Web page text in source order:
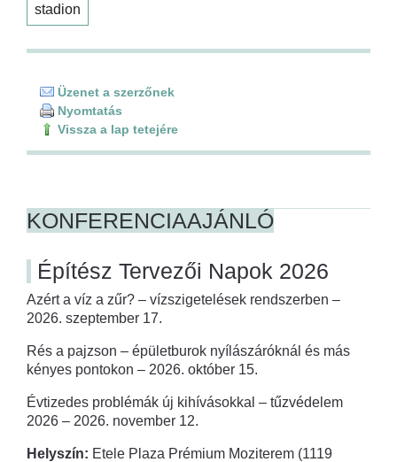
stadion
Üzenet a szerzőnek
Nyomtatás
Vissza a lap tetejére
KONFERENCIAAJÁNLÓ
Építész Tervezői Napok 2026
Azért a víz a zűr? – vízszigetelések rendszerben –
2026. szeptember 17.
Rés a pajzson – épületburok nyílászáróknál és más
kényes pontokon – 2026. október 15.
Évtizedes problémák új kihívásokkal – tűzvédelem
2026 – 2026. november 12.
Helyszín: Etele Plaza Prémium Moziterem (1119